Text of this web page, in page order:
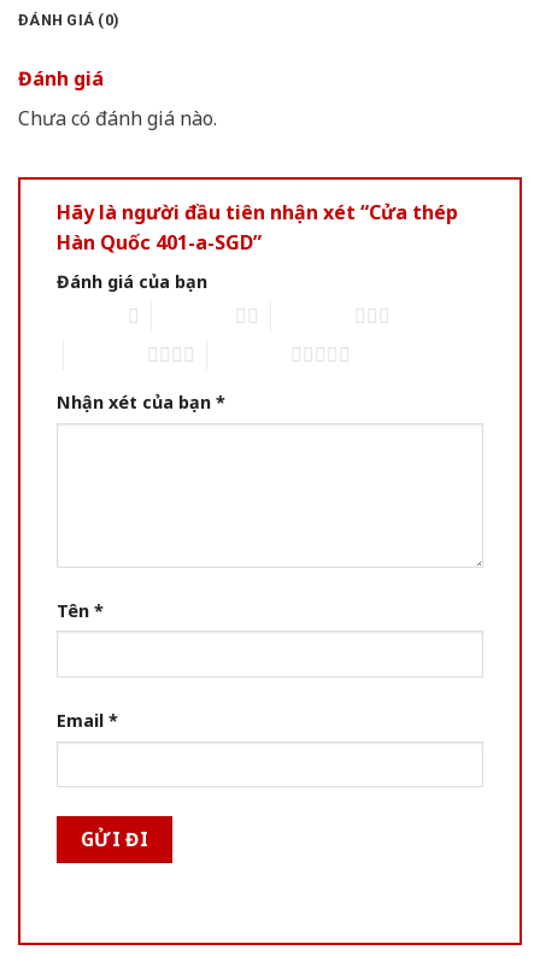
ĐÁNH GIÁ (0)
Đánh giá
Chưa có đánh giá nào.
Hãy là người đầu tiên nhận xét “Cửa thép
Hàn Quốc 401-a-SGD”
Đánh giá của bạn
Nhận xét của bạn *
Tên *
Email *